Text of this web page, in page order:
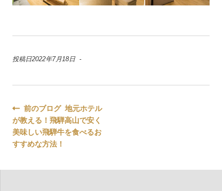
投稿日2022年7月18日 -
投
稿
ナ
前のブログ 地元ホテル
が教える！飛騨高山で安く
美味しい飛騨牛を食べるお
すすめな方法！